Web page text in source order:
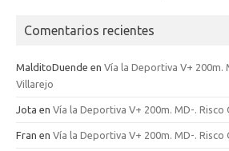
Comentarios recientes
MalditoDuende en Vía la Deportiva V+ 200m.
Villarejo
Jota en Vía la Deportiva V+ 200m. MD-. Risco
Fran en Vía la Deportiva V+ 200m. MD-. Risco